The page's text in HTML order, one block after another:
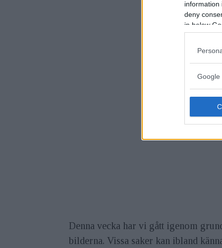
information
deny
in below
Google
Denna vecka har vi gått igenom
bilderna. Vissa saker kan ibland